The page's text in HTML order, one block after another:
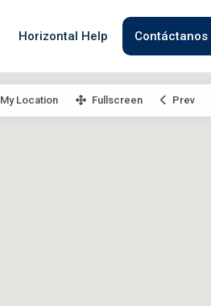
Horizontal Help Contáctanos
My Location Fullscreen Prev